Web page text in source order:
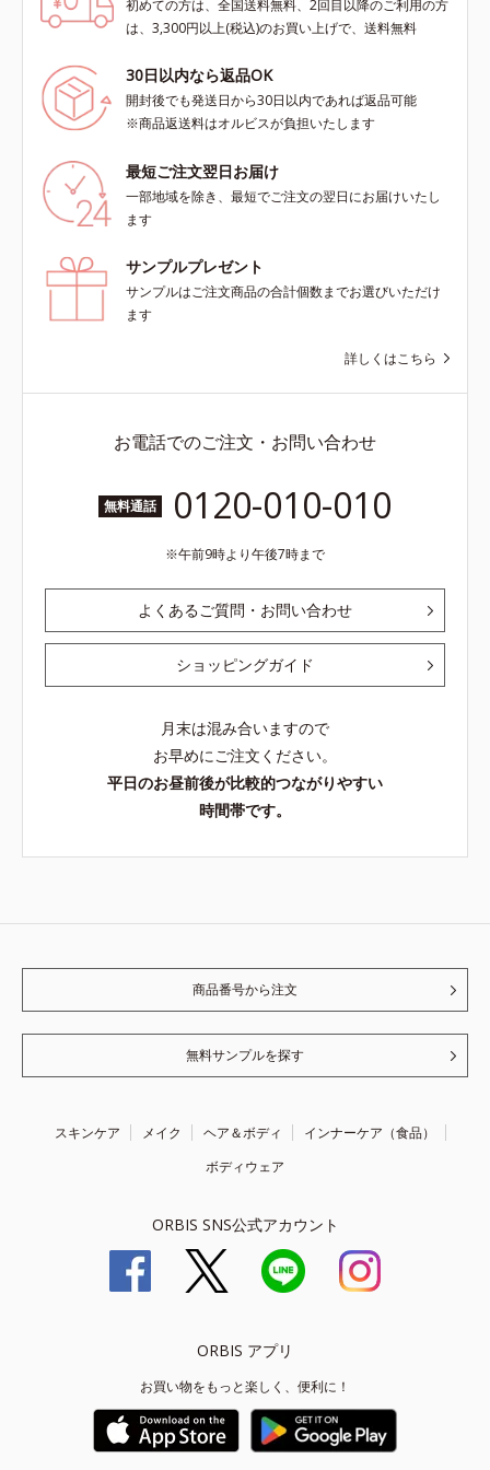
初めての方は、全国送料無料、2回目以降のご利用の方
は、3,300円以上(税込)のお買い上げで、送料無料
30日以内なら返品OK
開封後でも発送日から30日以内であれば返品可能
※商品返送料はオルビスが負担いたします
最短ご注文翌日お届け
一部地域を除き、最短でご注文の翌日にお届けいたし
ます
サンプルプレゼント
サンプルはご注文商品の合計個数までお選びいただけ
ます
詳しくはこちら
お電話でのご注文・お問い合わせ
無料通話 0120-010-010
午前9時より午後7時まで
よくあるご質問・お問い合わせ
ショッピングガイド
月末は混み合いますので
お早めにご注文ください。
平日のお昼前後が比較的つながりやすい
時間帯です。
商品番号から注文
無料サンプルを探す
スキンケア メイク ヘア＆ボディ
インナーケア（食品）
ボディウェア
ORBIS SNS公式アカウント
ORBIS アプリ
お買い物をもっと楽しく、便利に！